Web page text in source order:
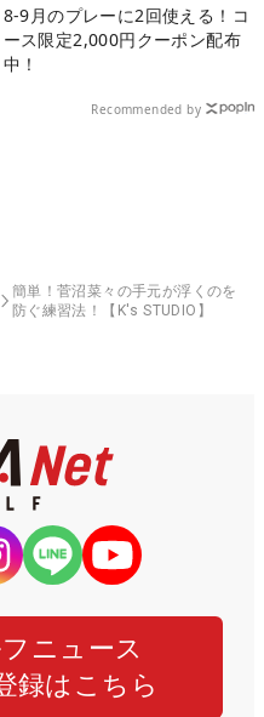
8-9月のプレーに2回使える！コ
ース限定2,000円クーポン配布
中！
Recommended by
簡単！菅沼菜々の手元が浮くのを
防ぐ練習法！【K's STUDIO】
ニュース
録はこちら